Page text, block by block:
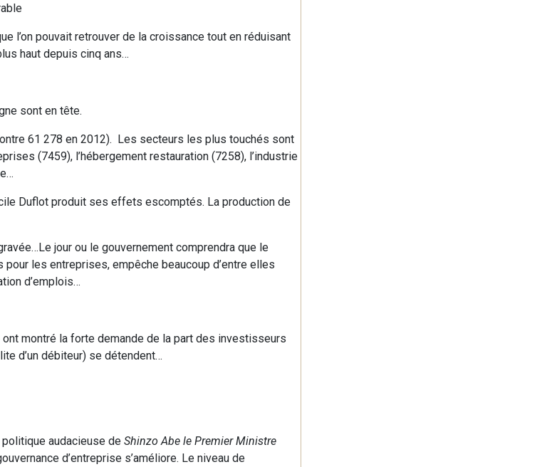
l’on pouvait retrouver de la croissance tout en réduisant
haut depuis cinq ans…
sont en tête.
61 278 en 2012). Les secteurs les plus touchés sont
(7459), l’hébergement restauration (7258), l’industrie
Duflot produit ses effets escomptés. La production de
jour ou le gouvernement comprendra que le
les entreprises, empêche beaucoup d’entre elles
d’emplois…
montré la forte demande de la part des investisseurs
d’un débiteur) se détendent…
audacieuse de Shinzo Abe le Premier Ministre
d’entreprise s’améliore. Le niveau de